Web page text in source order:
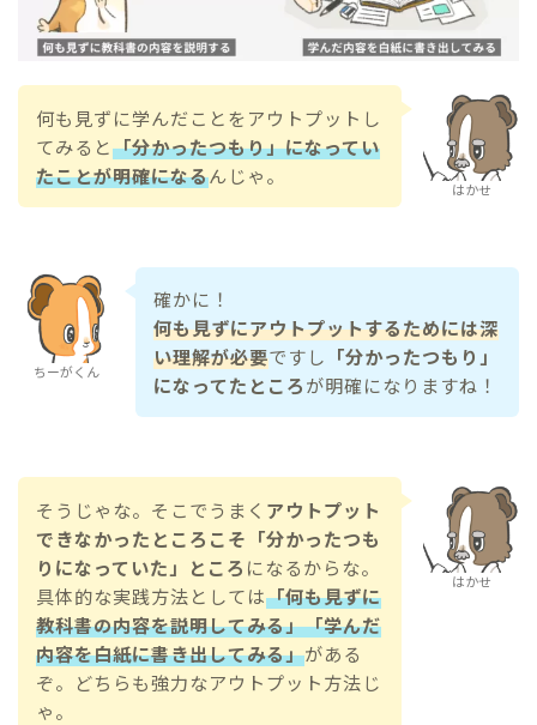
はかせ
何も見ずに学んだことをアウトプットし
てみると「分かったつもり」になってい
たことが明確になるんじゃ。
ちーがくん
確かに！
何も見ずにアウトプットするためには深
い理解が必要ですし 「分かったつもり」
になってたところが明確になりますね！
はかせ
そうじゃな。そこでうまく アウトプット
できなかったところこそ「分かったつも
りになっていた」ところ になるからな。
具体的な実践方法としては「何も見ずに
教科書の内容を説明してみる」「学んだ
内容を白紙に書き出してみる」がある
ぞ。どちらも強力なアウトプット方法じ
ゃ。